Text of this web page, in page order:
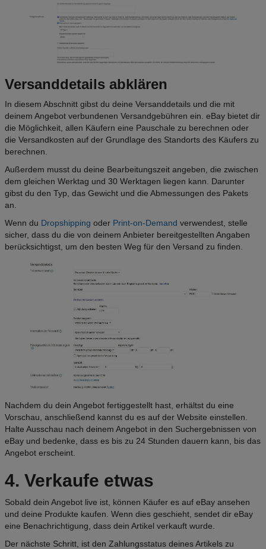
Versanddetails abklären
In diesem Abschnitt gibst du deine Versanddetails und die mit
deinem Angebot verbundenen Versandgebühren ein. eBay bietet dir
die Möglichkeit, allen Käufern eine Pauschale zu berechnen oder
die Versandkosten auf der Grundlage des Standorts des Käufers zu
berechnen.
Außerdem musst du deine Bearbeitungszeit angeben, die zwischen
dem gleichen Werktag und 30 Werktagen liegen kann. Darunter
gibst du den Typ, das Gewicht und die Abmessungen des Pakets
an.
Wenn du Dropshipping oder Print-on-Demand verwendest, stelle
sicher, dass du die von deinem Anbieter bereitgestellten Angaben
berücksichtigst, um den besten Weg für den Versand zu finden.
Nachdem du dein Angebot fertiggestellt hast, erhältst du eine
Vorschau, anschließend kannst du es auf der Website einstellen.
Halte Ausschau nach deinem Angebot in den Suchergebnissen von
eBay und bedenke, dass es bis zu 24 Stunden dauern kann, bis das
Angebot erscheint.
4. Verkaufe etwas
Sobald dein Angebot live ist, können Käufer es auf eBay ansehen
und deine Produkte kaufen. Wenn dies geschieht, sendet dir eBay
eine Benachrichtigung, dass dein Artikel verkauft wurde.
Der nächste Schritt, ist den Zahlungsstatus deines Artikels zu